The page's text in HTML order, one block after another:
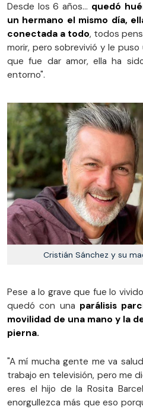
Desde los 6 años... quedó
un hermano el mismo día,
conectada a todo, todos
morir, pero sobrevivió y le
que fue dar amor, ella ha
entorno"​.
Cristián Sánchez y su
Pese a lo grave que fue lo
quedó con una parálisis
movilidad de una mano y la
pierna.
"A mí mucha gente me va
trabajo en televisión, pero me
eres el hijo de la Rosita
enorgullezca más que eso